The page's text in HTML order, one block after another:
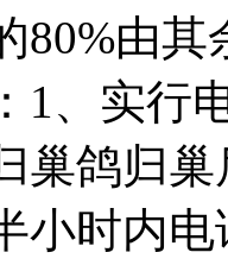
80%由
1、实行
巢鸽归
小时内